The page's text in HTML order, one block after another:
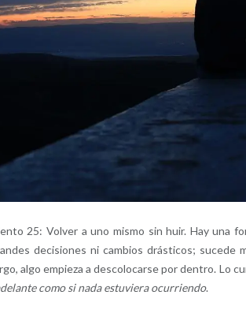
25: Volver a uno mismo sin huir. Hay una
decisiones ni cambios drásticos;
algo empieza a descolocarse por dentro. Lo
como si nada estuviera ocurriendo.